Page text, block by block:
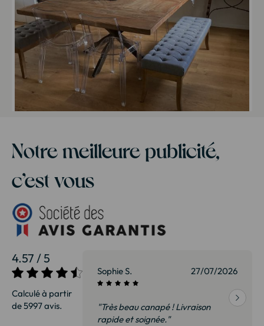
Notre meilleure publicité,
c’est vous
4.57 / 5
Calculé à partir
de 5997 avis.
27/07/2026 Sophie S. 27/07/2026
"Très beau canapé ! Livraison
rapide et soignée."